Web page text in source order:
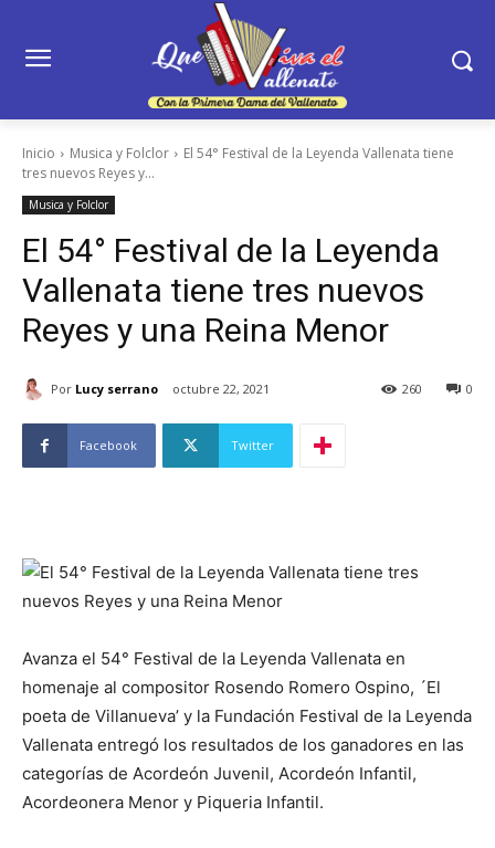
Inicio Musica y Folclor
El 54° Festival de la Leyenda Vallenata tiene
tres nuevos Reyes y...
Musica y Folclor
El 54° Festival de la Leyenda
Vallenata tiene tres nuevos
Reyes y una Reina Menor
Por Lucy serrano octubre 22, 2021 0
260
Facebook Twitter
Avanza el 54° Festival de la Leyenda Vallenata en
homenaje al compositor Rosendo Romero Ospino, ´El
poeta de Villanueva’ y la Fundación Festival de la Leyenda
Vallenata entregó los resultados de los ganadores en las
categorías de Acordeón Juvenil, Acordeón Infantil,
Acordeonera Menor y Piqueria Infantil.